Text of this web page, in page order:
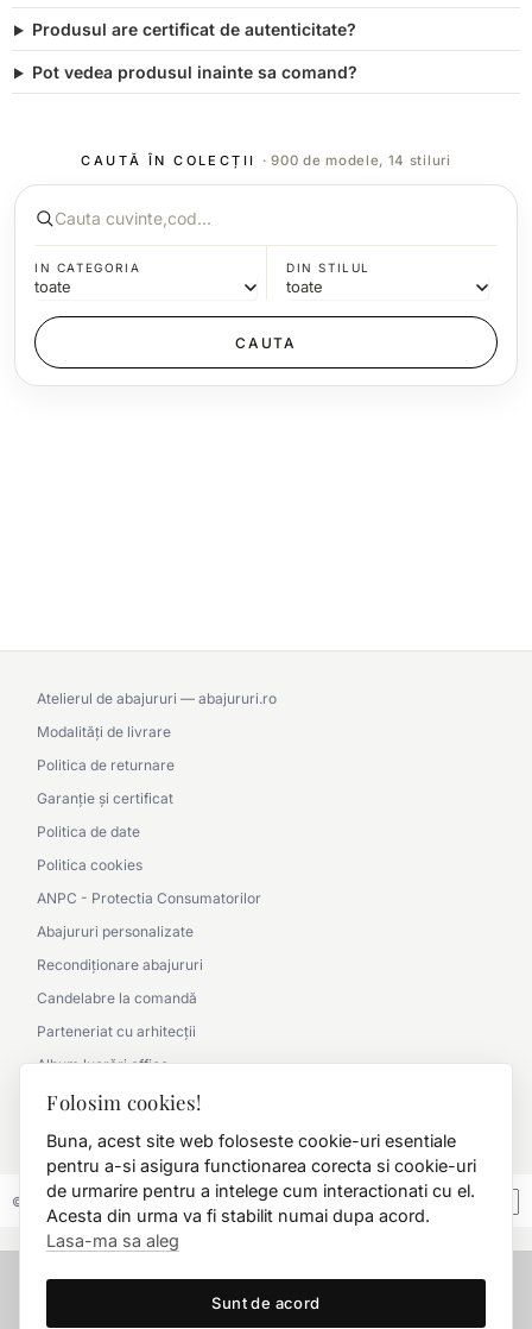
Produsul are certificat de autenticitate?
Pot vedea produsul inainte sa comand?
CAUTĂ ÎN COLECȚII · 900 de modele, 14 stiluri
IN CATEGORIA DIN STILUL
Atelierul de abajururi — abajururi.ro
Modalități de livrare
Politica de returnare
Garanție și certificat
Politica de date
Politica cookies
ANPC - Protectia Consumatorilor
Abajururi personalizate
Recondiționare abajururi
Candelabre la comandă
Parteneriat cu arhitecții
Album lucrări office
Album lucrări clasic
0790 360 000
© 2026 FD.Stil International Art.
Folosim cookies!
Buna, acest site web foloseste cookie-uri esentiale
pentru a-si asigura functionarea corecta si cookie-uri
de urmarire pentru a intelege cum interactionati cu el.
Acesta din urma va fi stabilit numai dupa acord.
Lasa-ma sa aleg
Sunt de acord